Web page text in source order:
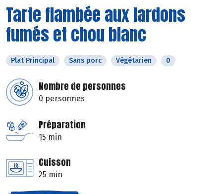
Tarte flambée aux lardons
fumés et chou blanc
Plat Principal Sans porc Végétarien 0
Nombre de personnes
0 personnes
Préparation
15 min
Cuisson
25 min